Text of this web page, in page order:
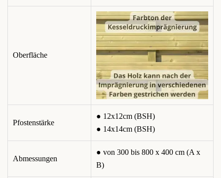
Oberfläche
Pfostenstärke
● 12x12cm (BSH)
● 14x14cm (BSH)
Abmessungen
● von 300 bis 800 x 400 cm (A x
B)